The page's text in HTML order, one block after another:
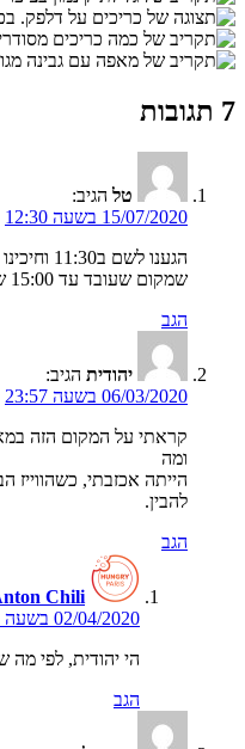
7 תגובות
טל הגיב:
15/07/2020 בשעה 12:30
הגענו
שמקום שעובד עד 15:00 שלוש וחצי שעות לפני נגמרים לו המאפים ! בהחלט אכזבה ממקום שיש עליו תגובות טובות. פשוט הורסים את הרושם הראשוני שלכם.
הגב
יהודית הגיב:
06/03/2020 בשעה 23:57
קראתי על המקום הזה
ומה
הייתה אכזבתי,
להבין.
הגב
Chili
02/04/2020 בשעה 08:11
הי יהודית, לפי
הגב